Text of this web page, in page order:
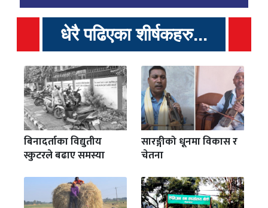
धेरै पढिएका शीर्षकहरु...
बिनादर्ताका विद्युतीय
स्कुटरले बढाए समस्या
सारङ्गीको धूनमा विकास र
चेतना